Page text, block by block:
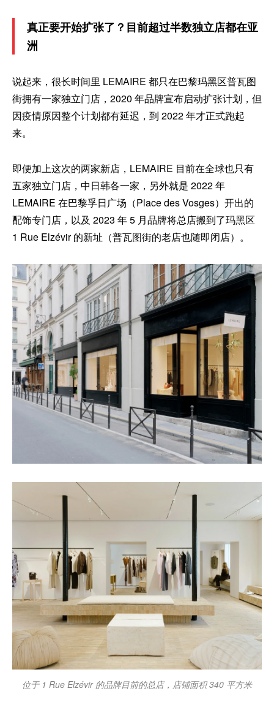
真正要开始扩张了？目前超过半数独立店都在亚
洲
说起来，很长时间里 LEMAIRE 都只在巴黎玛黑区普瓦图
街拥有一家独立门店，2020 年品牌宣布启动扩张计划，但
因疫情原因整个计划都有延迟，到 2022 年才正式跑起
来。
即便加上这次的两家新店，LEMAIRE 目前在全球也只有
五家独立门店，中日韩各一家，另外就是 2022 年
LEMAIRE 在巴黎孚日广场（Place des Vosges）开出的
配饰专门店，以及 2023 年 5 月品牌将总店搬到了玛黑区
1 Rue Elzévir 的新址（普瓦图街的老店也随即闭店）。
位于 1 Rue Elzévir 的品牌目前的总店，店铺面积 340 平方米